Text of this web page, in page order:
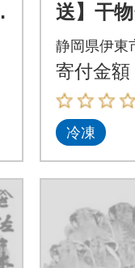
送】干
C】特ト
じ各8
の干物
静岡県伊東
寄付金額
冷凍